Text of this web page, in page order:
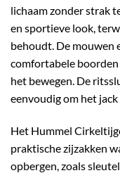
lichaam zonder strak
en sportieve look,
behoudt. De mouwen
comfortabele
het bewegen. De
eenvoudig om het
Het Hummel
praktische zijzakken
opbergen, zoals